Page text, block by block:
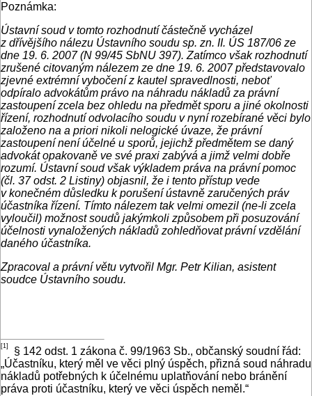
Poznámka:
Ústavní soud v tomto rozhodnutí částečně vycházel
z dřívějšího nálezu Ústavního soudu sp. zn. II. ÚS 187/06 ze
dne 19. 6. 2007 (N 99/45 SbNU 397). Zatímco však rozhodnutí
zrušené citovaným nálezem ze dne 19. 6. 2007 představovalo
zjevné extrémní vybočení z kautel spravedlnosti, neboť
odpíralo advokátům právo na náhradu nákladů za právní
zastoupení zcela bez ohledu na předmět sporu a jiné okolnosti
řízení, rozhodnutí odvolacího soudu v nyní rozebírané věci bylo
založeno na a priori nikoli nelogické úvaze, že právní
zastoupení není účelné u sporů, jejichž předmětem se daný
advokát opakovaně ve své praxi zabývá a jimž velmi dobře
rozumí. Ústavní soud však výkladem práva na právní pomoc
(čl. 37 odst. 2 Listiny) objasnil, že i tento přístup vede
v konečném důsledku k porušení ústavně zaručených práv
účastníka řízení. Tímto nálezem tak velmi omezil (ne-li zcela
vyloučil) možnost soudů jakýmkoli způsobem při posuzování
účelnosti vynaložených nákladů zohledňovat právní vzdělání
daného účastníka.
Zpracoval a právní větu vytvořil Mgr. Petr Kilian, asistent
soudce Ústavního soudu.
[1]
§ 142 odst. 1 zákona č. 99/1963 Sb., občanský soudní řád:
„Účastníku, který měl ve věci plný úspěch, přizná soud náhradu
nákladů potřebných k účelnému uplatňování nebo bránění
práva proti účastníku, který ve věci úspěch neměl.“